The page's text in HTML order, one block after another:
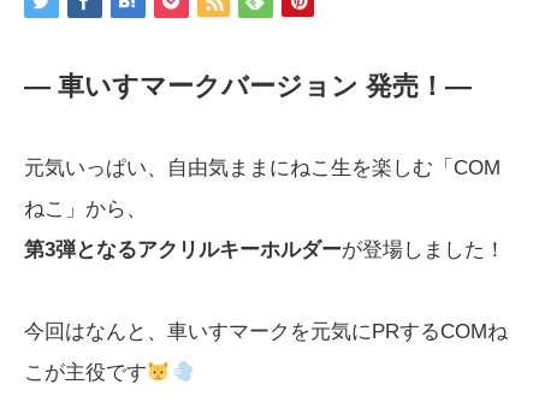
― 車いすマークバージョン 発売！―
元気いっぱい、自由気ままにねこ生を楽しむ「COM
ねこ」から、
第3弾となるアクリルキーホルダーが登場しました！
今回はなんと、車いすマークを元気にPRするCOMね
こが主役です